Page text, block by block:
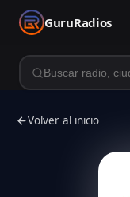
GuruRadios
Volver al inicio